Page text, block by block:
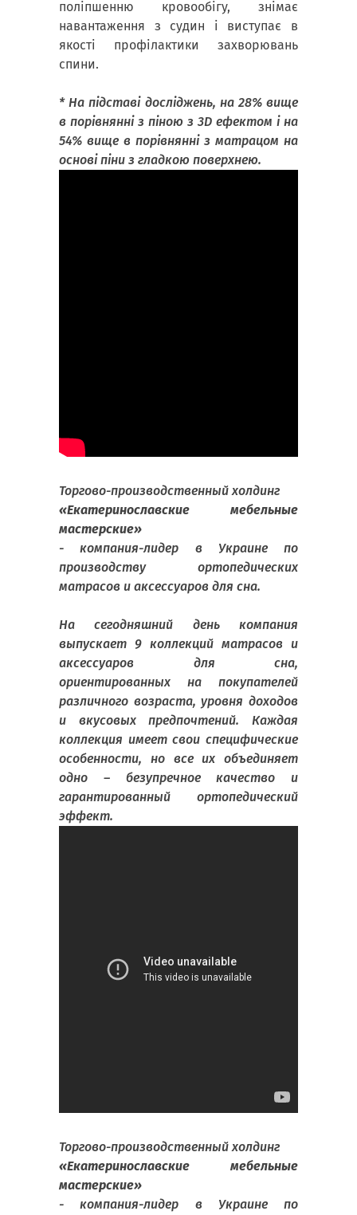
поліпшенню кровообігу, знімає
навантаження з судин і виступає в
якості профілактики захворювань
спини.
* На підставі досліджень, на 28% вище
в порівнянні з піною з 3D ефектом і на
54% вище в порівнянні з матрацом на
основі піни з гладкою поверхнею.
Торгово-производственный холдинг
«Екатеринославские мебельные
мастерские»
- компания-лидер в Украине по
производству ортопедических
матрасов и аксессуаров для сна.
На сегодняшний день компания
выпускает 9 коллекций матрасов и
аксессуаров для сна,
ориентированных на покупателей
различного возраста, уровня доходов
и вкусовых предпочтений. Каждая
коллекция имеет свои специфические
особенности, но все их объединяет
одно – безупречное качество и
гарантированный ортопедический
эффект.
Торгово-производственный холдинг
«Екатеринославские мебельные
мастерские»
- компания-лидер в Украине по